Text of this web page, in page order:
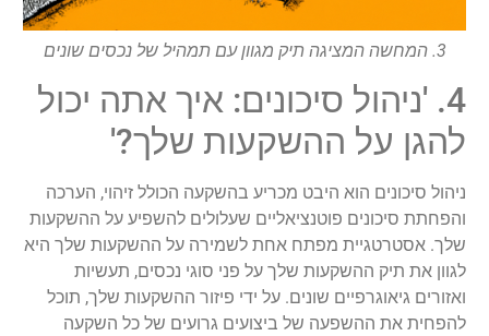
3. המחשה המציגה תיק מגוון עם תמהיל של נכסים שונים
4. 'ניהול סיכונים: איך אתה יכול
להגן על ההשקעות שלך?'
ניהול סיכונים הוא היבט מכריע בהשקעה הכולל זיהוי, הערכה
והפחתת סיכונים פוטנציאליים שעלולים להשפיע על ההשקעות
שלך. אסטרטגיית מפתח אחת לשמירה על ההשקעות שלך היא
לגוון את תיק ההשקעות שלך על פני סוגי נכסים, תעשיות
ואזורים גיאוגרפיים שונים. על ידי פיזור ההשקעות שלך, תוכל
להפחית את ההשפעה של ביצועים גרועים של כל השקעה